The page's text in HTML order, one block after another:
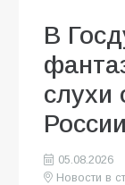
В
слухи
России
05.08.2026
Новости в